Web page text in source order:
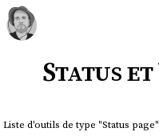
Status et
Liste d'outils de type "Status